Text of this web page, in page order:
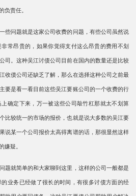
负责任。
些问题就是这家公司收费的问题，有些公司虽然说
常昂贵的，如果你觉得支付这么昂贵的费用不划
司。这种吴江讨债公司目前在国内的数量还是比较
收债公司还缺乏了解，那么在选择这种公司之前最
要是看一看目前这些吴江要账公司的一个收费的行
确定下来，万一被这些公司敲竹杠那就太不划算
比较统一的市场的报价，也就是说大多数的吴江要
说某一个公司报价太高得离谱的话，那很显然这样
嫌疑。
题就简单的和大家聊到这里，这样的公司一般都是
业务已经做了很长的时间，有很多讨债方面的经